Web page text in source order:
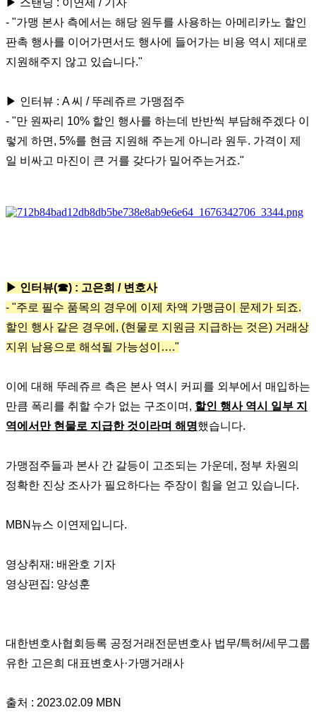
▶ 스탠딩 : 이연제 / 기자
- "가맹 본사 측에서는 해당 원두를 사용하는 아메리카노 할인
판촉 행사를 이어가면서도 행사에 들어가는 비용 역시 제대로
지원해주지 않고 있습니다."
▶ 인터뷰 : A 씨 / 뚜레쥬르 가맹점주
- "만 원짜리 10% 할인 행사를 하는데 반반씩 부담해주겠다 이
렇게 하면, 5%를 현금 지원해 주는게 아니라 원두. 가격이 제
일 비싸고 마진이 큰 거를 갖다가 밀어주는거죠."
▶ 인터뷰(☎) : 고은희 / 변호사
- "주로 필수 품목의 경우에 이제 차액 가맹금이 문제가 되죠.
할인 행사 같은 경우에, (현물로 지원금 지급하는 것은) 거래상
지위 남용으로 해석될 가능성이…."
이에 대해 뚜레쥬르 측은 본사 역시 커피를 외부에서 매입하는
만큼 폭리를 취할 수가 없는 구조이며, 할인 행사 역시 일부 지
역에서만 현물로 지급한 것이라며 해명했습니다.
가맹점주들과 본사 간 갈등이 고조되는 가운데, 정부 차원의
정확한 진상 조사가 필요하다는 주장이 힘을 얻고 있습니다.
MBN뉴스 이연제입니다.
영상취재: 배완호 기자
영상편집: 양성훈
대한변호사협회등록 공정거래전문변호사 법무/특허/세무그룹
유한 고은희 대표변호사·가맹거래사
출처 : 2023.02.09 MBN